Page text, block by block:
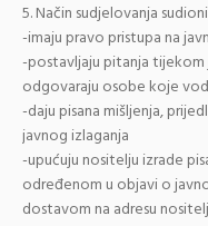
5. Način sudjelovanja
-imaju pravo pristupa na
-postavljaju pitanja tijekom
odgovaraju osobe koje
-daju pisana mišljenja,
javnog izlaganja
-upućuju nositelju izrade
određenom u objavi o
dostavom na adresu